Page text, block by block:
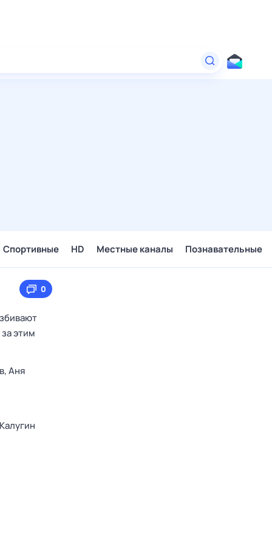
Спортивные HD Местные каналы Познавательные
0
этим
Аня